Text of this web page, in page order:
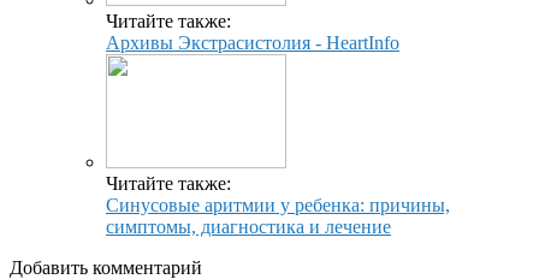
Читайте также:
Архивы Экстрасистолия - HeartInfo
Читайте также:
Синусовые аритмии у ребенка: причины,
симптомы, диагностика и лечение
Добавить комментарий